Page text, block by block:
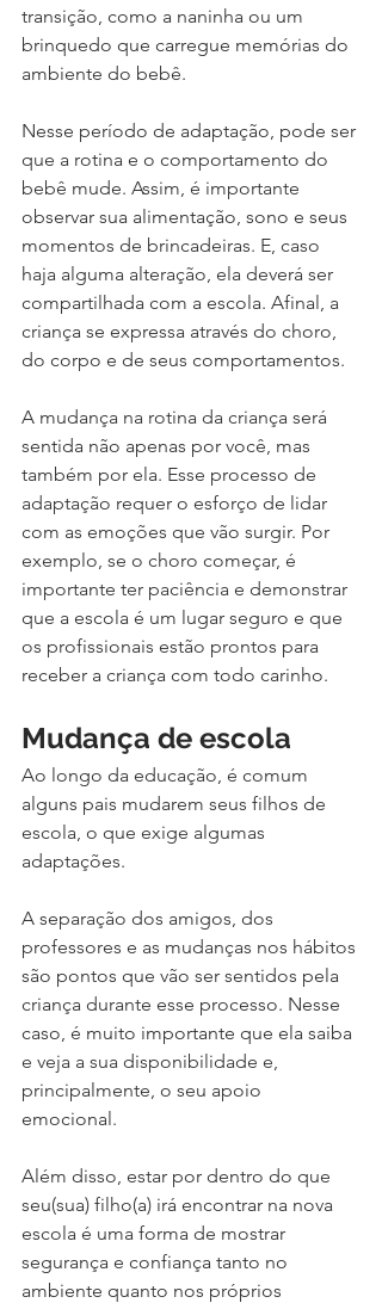
transição, como a naninha ou um
brinquedo que carregue memórias do
ambiente do bebê.
Nesse período de adaptação, pode ser
que a rotina e o comportamento do
bebê mude. Assim, é importante
observar sua alimentação, sono e seus
momentos de brincadeiras. E, caso
haja alguma alteração, ela deverá ser
compartilhada com a escola. Afinal, a
criança se expressa através do choro,
do corpo e de seus comportamentos.
A mudança na rotina da criança será
sentida não apenas por você, mas
também por ela. Esse processo de
adaptação requer o esforço de lidar
com as emoções que vão surgir. Por
exemplo, se o choro começar, é
importante ter paciência e demonstrar
que a escola é um lugar seguro e que
os profissionais estão prontos para
receber a criança com todo carinho.
Mudança de escola
Ao longo da educação, é comum
alguns pais mudarem seus filhos de
escola, o que exige algumas
adaptações.
A separação dos amigos, dos
professores e as mudanças nos hábitos
são pontos que vão ser sentidos pela
criança durante esse processo. Nesse
caso, é muito importante que ela saiba
e veja a sua disponibilidade e,
principalmente, o seu apoio
emocional.
Além disso, estar por dentro do que
seu(sua) filho(a) irá encontrar na nova
escola é uma forma de mostrar
segurança e confiança tanto no
ambiente quanto nos próprios